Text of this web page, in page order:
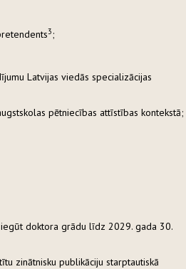
3;
Latvijas viedās specializācijas
pētniecības attīstības kontekstā;
doktora grādu līdz 2029. gada 30.
zinātnisku publikāciju starptautiskā